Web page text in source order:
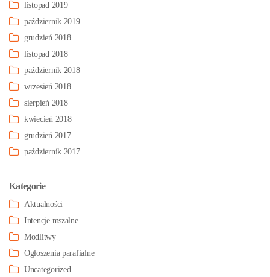
listopad 2019
październik 2019
grudzień 2018
listopad 2018
październik 2018
wrzesień 2018
sierpień 2018
kwiecień 2018
grudzień 2017
październik 2017
Kategorie
Aktualności
Intencje mszalne
Modlitwy
Ogłoszenia parafialne
Uncategorized